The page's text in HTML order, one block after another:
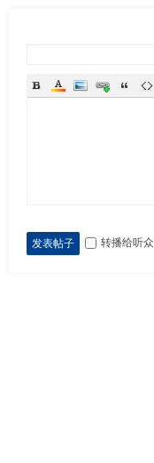
发表帖子 转播给听众